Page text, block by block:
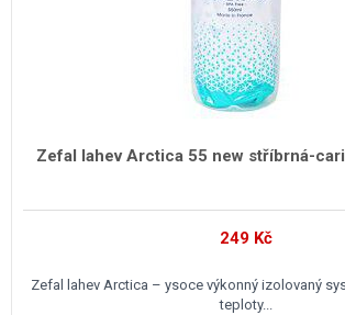
Zefal lahev Arctica 55 new stříbrná-
249 Kč
Zefal lahev Arctica – ysoce výkonný izolovaný
teploty...